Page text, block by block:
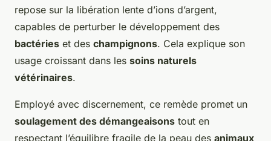
repose sur la libération lente d’ions d’argent,
capables de perturber le développement des
bactéries et des champignons. Cela explique son
usage croissant dans les soins naturels
vétérinaires.
Employé avec discernement, ce remède promet un
soulagement des démangeaisons tout en
respectant l’équilibre fragile de la peau des animaux